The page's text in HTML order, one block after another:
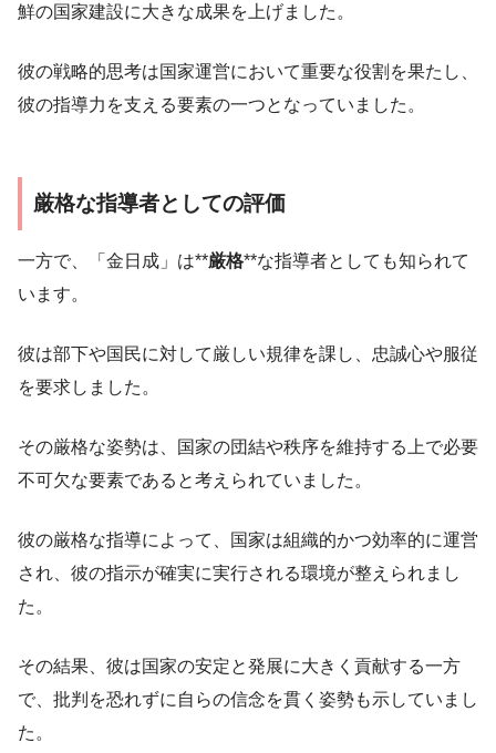
鮮の国家建設に大きな成果を上げました。
彼の戦略的思考は国家運営において重要な役割を果たし、
彼の指導力を支える要素の一つとなっていました。
厳格な指導者としての評価
一方で、「金日成」は**厳格**な指導者としても知られて
います。
彼は部下や国民に対して厳しい規律を課し、忠誠心や服従
を要求しました。
その厳格な姿勢は、国家の団結や秩序を維持する上で必要
不可欠な要素であると考えられていました。
彼の厳格な指導によって、国家は組織的かつ効率的に運営
され、彼の指示が確実に実行される環境が整えられまし
た。
その結果、彼は国家の安定と発展に大きく貢献する一方
で、批判を恐れずに自らの信念を貫く姿勢も示していまし
た。